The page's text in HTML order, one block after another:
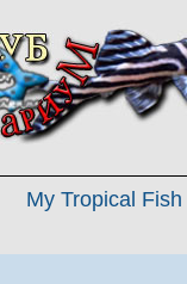
My Tropical Fish